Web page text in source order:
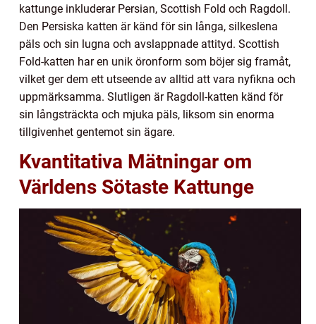
kattunge inkluderar Persian, Scottish Fold och Ragdoll.
Den Persiska katten är känd för sin långa, silkeslena
päls och sin lugna och avslappnade attityd. Scottish
Fold-katten har en unik öronform som böjer sig framåt,
vilket ger dem ett utseende av alltid att vara nyfikna och
uppmärksamma. Slutligen är Ragdoll-katten känd för
sin långsträckta och mjuka päls, liksom sin enorma
tillgivenhet gentemot sin ägare.
Kvantitativa Mätningar om
Världens Sötaste Kattunge